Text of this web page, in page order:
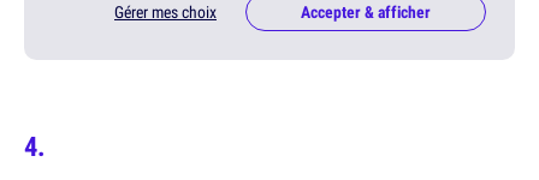
Gérer mes choix Accepter & afficher